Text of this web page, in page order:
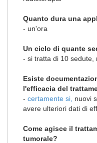
Quanto dura una
- un'ora
Un ciclo di quante
- si tratta di 10 sedute,
Esiste
l'efficacia del
- certamente si, nuovi
avere ulteriori dati di
Come agisce il
tumorale?